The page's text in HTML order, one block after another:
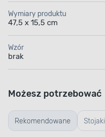
Wymiary produktu
47,5 x 15,5 cm
Wzór
brak
Rekomendowane Stojaki
Możesz potrzebować